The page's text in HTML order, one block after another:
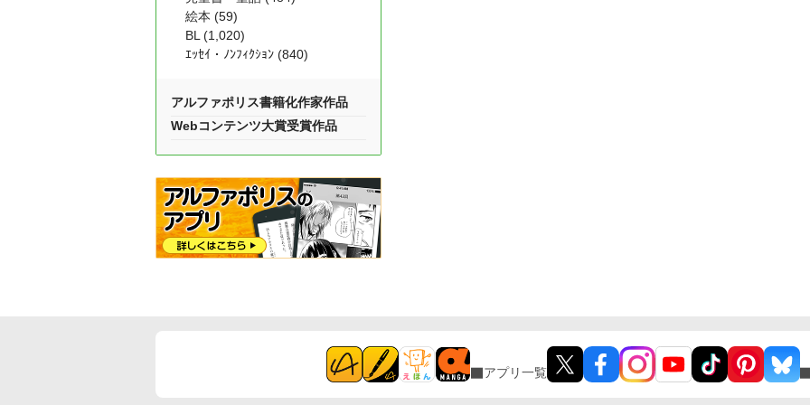
絵本 (59)
BL (1,020)
ｴｯｾｲ・ﾉﾝﾌｨｸｼｮﾝ (840)
アルファポリス書籍化作家作品
Webコンテンツ大賞受賞作品
アプリ一覧